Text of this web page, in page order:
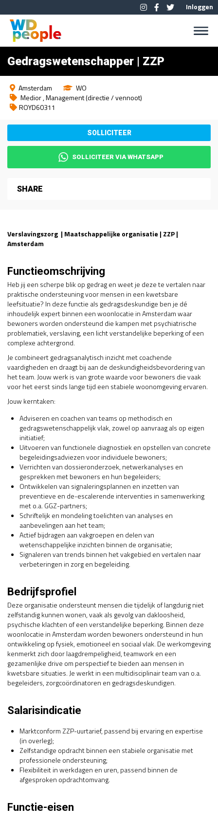
Inloggen
Gedragswetenschapper | ZZP
Amsterdam
WO
Medior Management (directie / vennoot)
ROYD60311
SOLLICITEER VIA WHATSAPP
SHARE
Verslavingszorg | Maatschappelijke organisatie | ZZP |
Amsterdam
Functieomschrijving
Heb jij een scherpe blik op gedrag en weet je deze te vertalen naar
praktische ondersteuning voor mensen in een kwetsbare
leefsituatie? In deze functie als gedragsdeskundige ben je dé
inhoudelijk expert binnen een woonlocatie in Amsterdam waar
bewoners worden ondersteund die kampen met psychiatrische
problematiek, verslaving, een licht verstandelijke beperking of een
complexe achtergrond.
Je combineert gedragsanalytisch inzicht met coachende
vaardigheden en draagt bij aan de deskundigheidsbevordering van
het team. Jouw werk is van grote waarde voor bewoners die vaak
voor het eerst sinds lange tijd een stabiele woonomgeving ervaren.
Jouw kerntaken:
Adviseren en coachen van teams op methodisch en
gedragswetenschappelijk vlak, zowel op aanvraag als op eigen
initiatief;
Uitvoeren van functionele diagnostiek en opstellen van concrete
begeleidingsadviezen voor individuele bewoners;
Verrichten van dossieronderzoek, netwerkanalyses en
gesprekken met bewoners en hun begeleiders;
Ontwikkelen van signaleringsplannen en inzetten van
preventieve en de-escalerende interventies in samenwerking
met o.a. GGZ-partners;
Schriftelijk en mondeling toelichten van analyses en
aanbevelingen aan het team;
Actief bijdragen aan vakgroepen en delen van
wetenschappelijke inzichten binnen de organisatie;
Signaleren van trends binnen het vakgebied en vertalen naar
verbeteringen in zorg en begeleiding.
Bedrijfsprofiel
Deze organisatie ondersteunt mensen die tijdelijk of langdurig niet
zelfstandig kunnen wonen, vaak als gevolg van dakloosheid,
psychische klachten of een verstandelijke beperking. Binnen deze
woonlocatie in Amsterdam worden bewoners ondersteund in hun
ontwikkeling op fysiek, emotioneel en sociaal vlak. De werkomgeving
kenmerkt zich door laagdrempeligheid, teamwork en een
gezamenlijke drive om perspectief te bieden aan mensen in
kwetsbare situaties. Je werkt in een multidisciplinair team van o.a.
begeleiders, zorgcoördinatoren en gedragsdeskundigen.
Salarisindicatie
Marktconform ZZP-uurtarief, passend bij ervaring en expertise
(in overleg);
Zelfstandige opdracht binnen een stabiele organisatie met
professionele ondersteuning;
Flexibiliteit in werkdagen en uren, passend binnen de
afgesproken opdrachtomvang.
Functie-eisen